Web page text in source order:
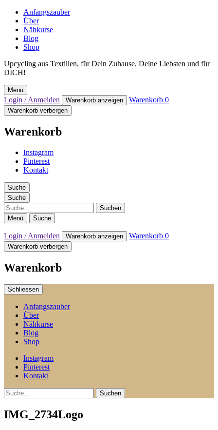
Anfangszauber
Über
Nähkurse
Blog
Shop
Upcycling aus Textilien, für Dein Zuhause, Deine Liebsten und für
DICH!
Menü
Login / Anmelden Warenkorb anzeigen Warenkorb 0
Warenkorb verbergen
Warenkorb
Instagram
Pinterest
Kontakt
Suche
Suche
Suche
Menü Suche
Login / Anmelden Warenkorb anzeigen Warenkorb 0
Warenkorb verbergen
Warenkorb
Schliessen
Anfangszauber
Über
Nähkurse
Blog
Shop
Instagram
Pinterest
Kontakt
Suche
IMG_2734Logo